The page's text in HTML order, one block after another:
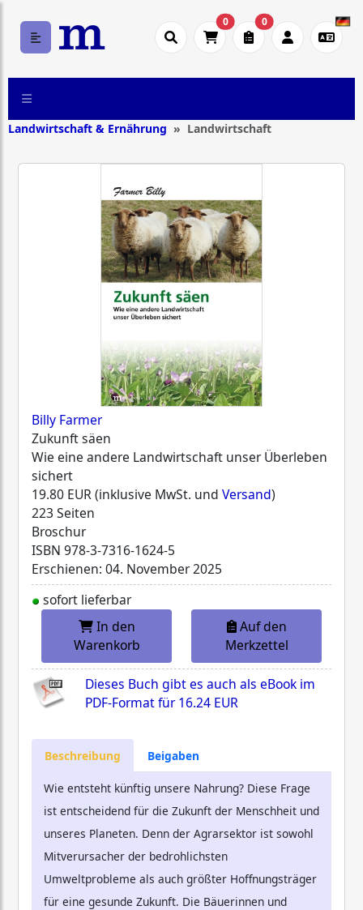
0 0
Landwirtschaft & Ernährung Landwirtschaft
Billy Farmer
Zukunft säen
Wie eine andere Landwirtschaft unser Überleben
sichert
19.80 EUR (inklusive MwSt. und Versand)
223 Seiten
Broschur
ISBN 978-3-7316-1624-5
Erschienen: 04. November 2025
sofort lieferbar
In den
Warenkorb
Auf den
Merkzettel
Dieses Buch gibt es auch als eBook im
PDF-Format für16.24 EUR
Beschreibung Beigaben
Wie entsteht künftig unsere Nahrung? Diese Frage
ist entscheidend für die Zukunft der Menschheit und
unseres Planeten. Denn der Agrarsektor ist sowohl
Mitverursacher der bedrohlichsten
Umweltprobleme als auch größter Hoffnungsträger
für eine gesunde Zukunft. Die Bäuerinnen und